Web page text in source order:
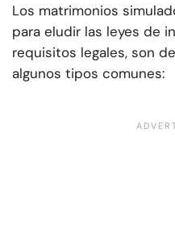
Los matrimonios
para eludir las leyes de
requisitos legales, son
algunos tipos comunes: